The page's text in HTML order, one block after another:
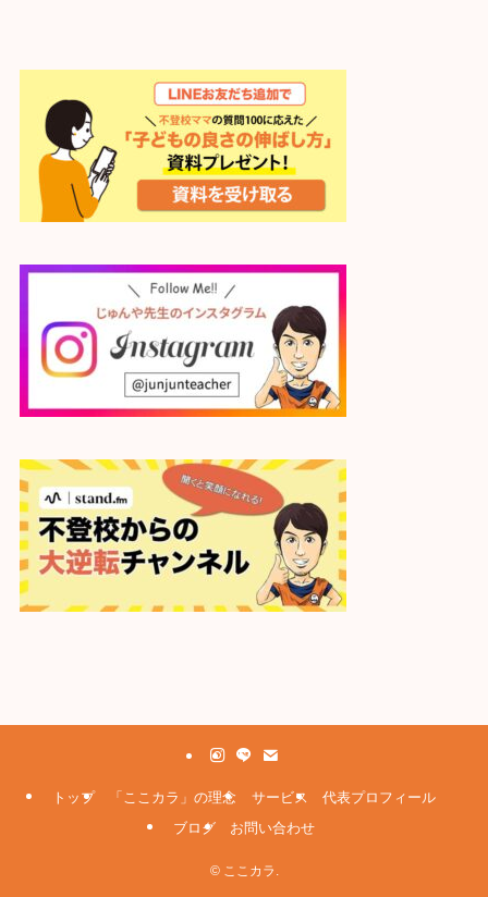
トップ 「ここカラ」の理念 サービス
代表プロフィール
ブログ
お問い合わせ
©ここカラ.